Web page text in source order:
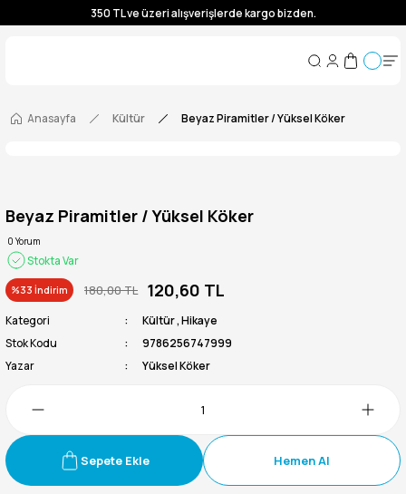
350 TL ve üzeri alışverişlerde kargo bizden.
350 TL ve üzeri alışverişlerde kargo bizden.
Anasayfa
Kültür Beyaz Piramitler / Yüksel Köker
Beyaz Piramitler / Yüksel Köker
0 Yorum
Stokta Var
%33 İndirim 180,00 TL 120,60 TL
Kategori Kültür,Hikaye
Stok Kodu
9786256747999
Yazar
Yüksel Köker
Sepete Ekle Hemen Al